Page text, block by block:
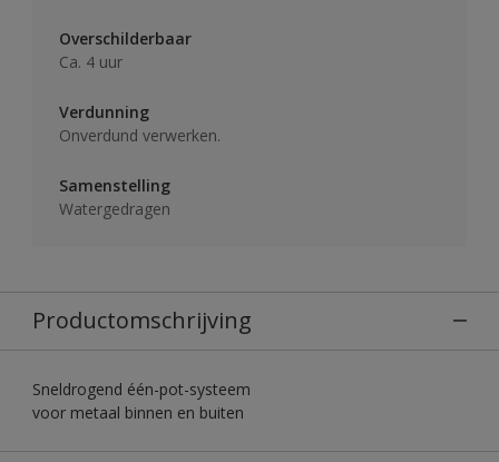
Overschilderbaar
Ca. 4 uur
Verdunning
Onverdund verwerken.
Samenstelling
Watergedragen
Productomschrijving
Sneldrogend één-pot-systeem
voor metaal binnen en buiten